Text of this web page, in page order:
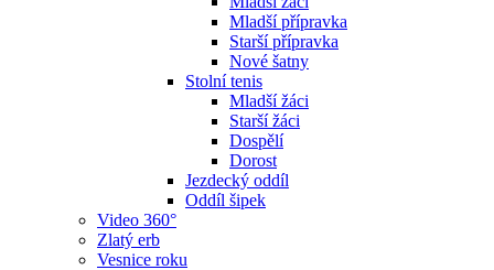
Mladší přípravka
Starší přípravka
Nové šatny
Stolní tenis
Mladší žáci
Starší žáci
Dospělí
Dorost
Jezdecký oddíl
Oddíl šipek
Video 360°
Zlatý erb
Vesnice roku